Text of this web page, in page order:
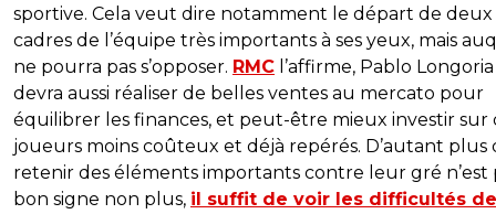
sportive. Cela veut dire notamment le départ de deux
cadres de l’équipe très importants à ses yeux, mais
ne pourra pas s’opposer. RMC l’affirme, Pablo Longoria
devra aussi réaliser de belles ventes au mercato pour
équilibrer les finances, et peut-être mieux investir sur
joueurs moins coûteux et déjà repérés. D’autant plus
retenir des éléments importants contre leur gré n’est
bon signe non plus, il suffit de voir les difficultés